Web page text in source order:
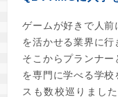
ゲームが好きで人
を活かせる業界に行
そこからプランナ
を専門に学べる学
スも数校巡りまし